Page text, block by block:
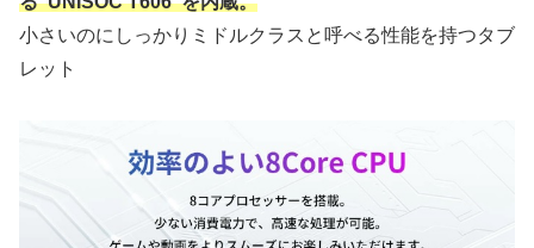
小さいのにしっかりミドルクラスと呼べる性能を持つタブ
レット